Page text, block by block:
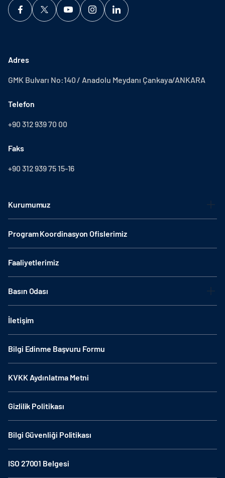
Adres
GMK Bulvarı No:140 / Anadolu Meydanı Çankaya/ANKARA
Telefon
+90 312 939 70 00
Faks
+90 312 939 75 15-16
Kurumumuz
Program Koordinasyon Ofislerimiz
Faaliyetlerimiz
Basın Odası
İletişim
Bilgi Edinme Başvuru Formu
KVKK Aydınlatma Metni
Gizlilik Politikası
Bilgi Güvenliği Politikası
ISO 27001 Belgesi